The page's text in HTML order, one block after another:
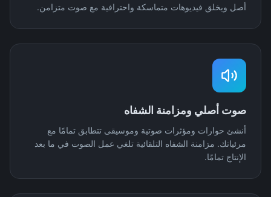
أصل ويخلق فيديوهات متماسكة واحترافية مع صوت متزامن.
صوت أصلي ومزامنة الشفاه
أنشئ حوارات ومؤثرات صوتية وموسيقى تتطابق تمامًا مع
مرئياتك. مزامنة الشفاه التلقائية تلغي عمل الصوت في ما بعد
الإنتاج تمامًا.